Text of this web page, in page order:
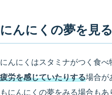
にんにくの夢を見
にんにくはスタミナがつく食
疲労を感じていたりする場合が
もにんにくの夢をみる場合もあ